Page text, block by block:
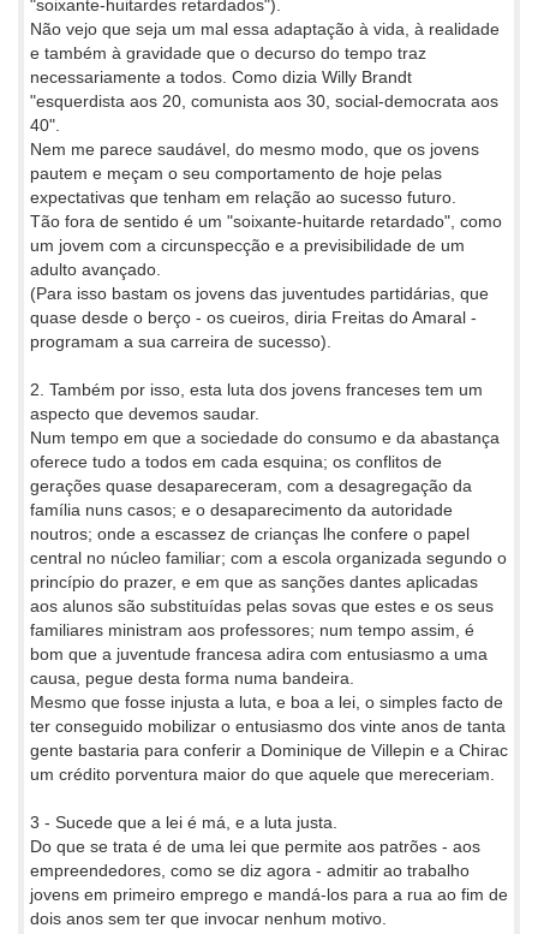
"soixante-huitardes retardados").
Não vejo que seja um mal essa adaptação à vida, à realidade
e também à gravidade que o decurso do tempo traz
necessariamente a todos. Como dizia Willy Brandt
"esquerdista aos 20, comunista aos 30, social-democrata aos
40".
Nem me parece saudável, do mesmo modo, que os jovens
pautem e meçam o seu comportamento de hoje pelas
expectativas que tenham em relação ao sucesso futuro.
Tão fora de sentido é um "soixante-huitarde retardado", como
um jovem com a circunspecção e a previsibilidade de um
adulto avançado.
(Para isso bastam os jovens das juventudes partidárias, que
quase desde o berço - os cueiros, diria Freitas do Amaral -
programam a sua carreira de sucesso).
2. Também por isso, esta luta dos jovens franceses tem um
aspecto que devemos saudar.
Num tempo em que a sociedade do consumo e da abastança
oferece tudo a todos em cada esquina; os conflitos de
gerações quase desapareceram, com a desagregação da
família nuns casos; e o desaparecimento da autoridade
noutros; onde a escassez de crianças lhe confere o papel
central no núcleo familiar; com a escola organizada segundo o
princípio do prazer, e em que as sanções dantes aplicadas
aos alunos são substituídas pelas sovas que estes e os seus
familiares ministram aos professores; num tempo assim, é
bom que a juventude francesa adira com entusiasmo a uma
causa, pegue desta forma numa bandeira.
Mesmo que fosse injusta a luta, e boa a lei, o simples facto de
ter conseguido mobilizar o entusiasmo dos vinte anos de tanta
gente bastaria para conferir a Dominique de Villepin e a Chirac
um crédito porventura maior do que aquele que mereceriam.
3 - Sucede que a lei é má, e a luta justa.
Do que se trata é de uma lei que permite aos patrões - aos
empreendedores, como se diz agora - admitir ao trabalho
jovens em primeiro emprego e mandá-los para a rua ao fim de
dois anos sem ter que invocar nenhum motivo.